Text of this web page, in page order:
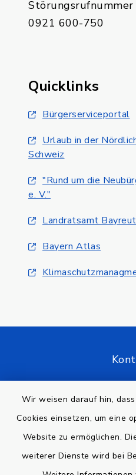
Wir weisen darauf hin,
Cookies einsetzen, um eine
Website zu ermöglichen.
weiterer Dienste wird bei
Störungsrufnummer
0921 600-750
Quicklinks
Bürgerserviceportal
Urlaub in der
Schweiz
"Rund um die
e. V."
Landratsamt
Bayern Atlas